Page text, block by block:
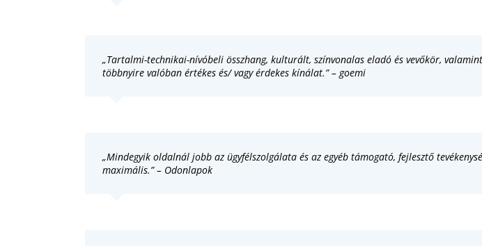
„Tartalmi-technikai-nívóbeli összhang, kulturált, színvonalas eladó és vevőkör,
többnyire valóban értékes és/ vagy érdekes kínálat.” – goemi
„Mindegyik oldalnál jobb az ügyfélszolgálata és az egyéb támogató, fejlesztő
maximális.” – Odonlapok